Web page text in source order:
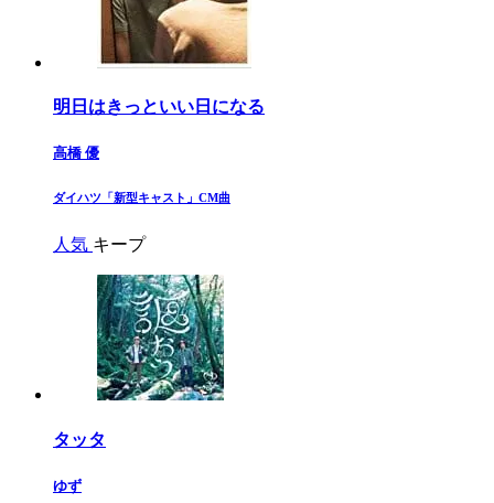
明日はきっといい日になる
高橋 優
​ダイハツ「新型キャスト」CM曲​
人気 キープ
タッタ
ゆず